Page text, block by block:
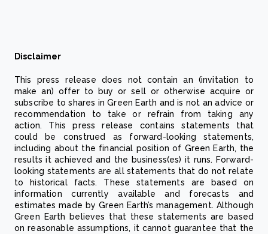
Disclaimer
This press release does not contain an (invitation to
make an) offer to buy or sell or otherwise acquire or
subscribe to shares in Green Earth and is not an advice or
recommendation to take or refrain from taking any
action. This press release contains statements that
could be construed as forward-looking statements,
including about the financial position of Green Earth, the
results it achieved and the business(es) it runs. Forward-
looking statements are all statements that do not relate
to historical facts. These statements are based on
information currently available and forecasts and
estimates made by Green Earth’s management. Although
Green Earth believes that these statements are based
on reasonable assumptions, it cannot guarantee that the